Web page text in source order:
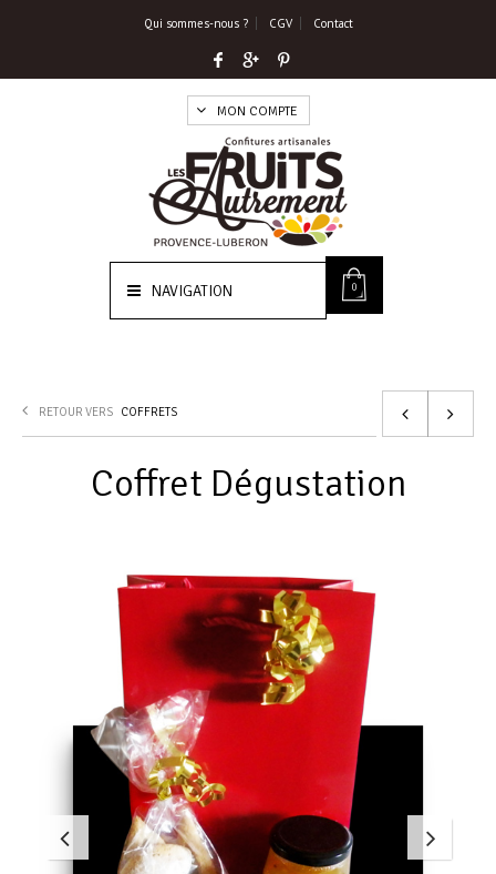
Qui sommes-nous ? CGV Contact
MON COMPTE
0
NAVIGATION
RETOUR VERS COFFRETS
Coffret Dégustation